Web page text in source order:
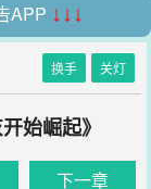
APP ↓↓↓
换手 关灯
始崛起》
下一章